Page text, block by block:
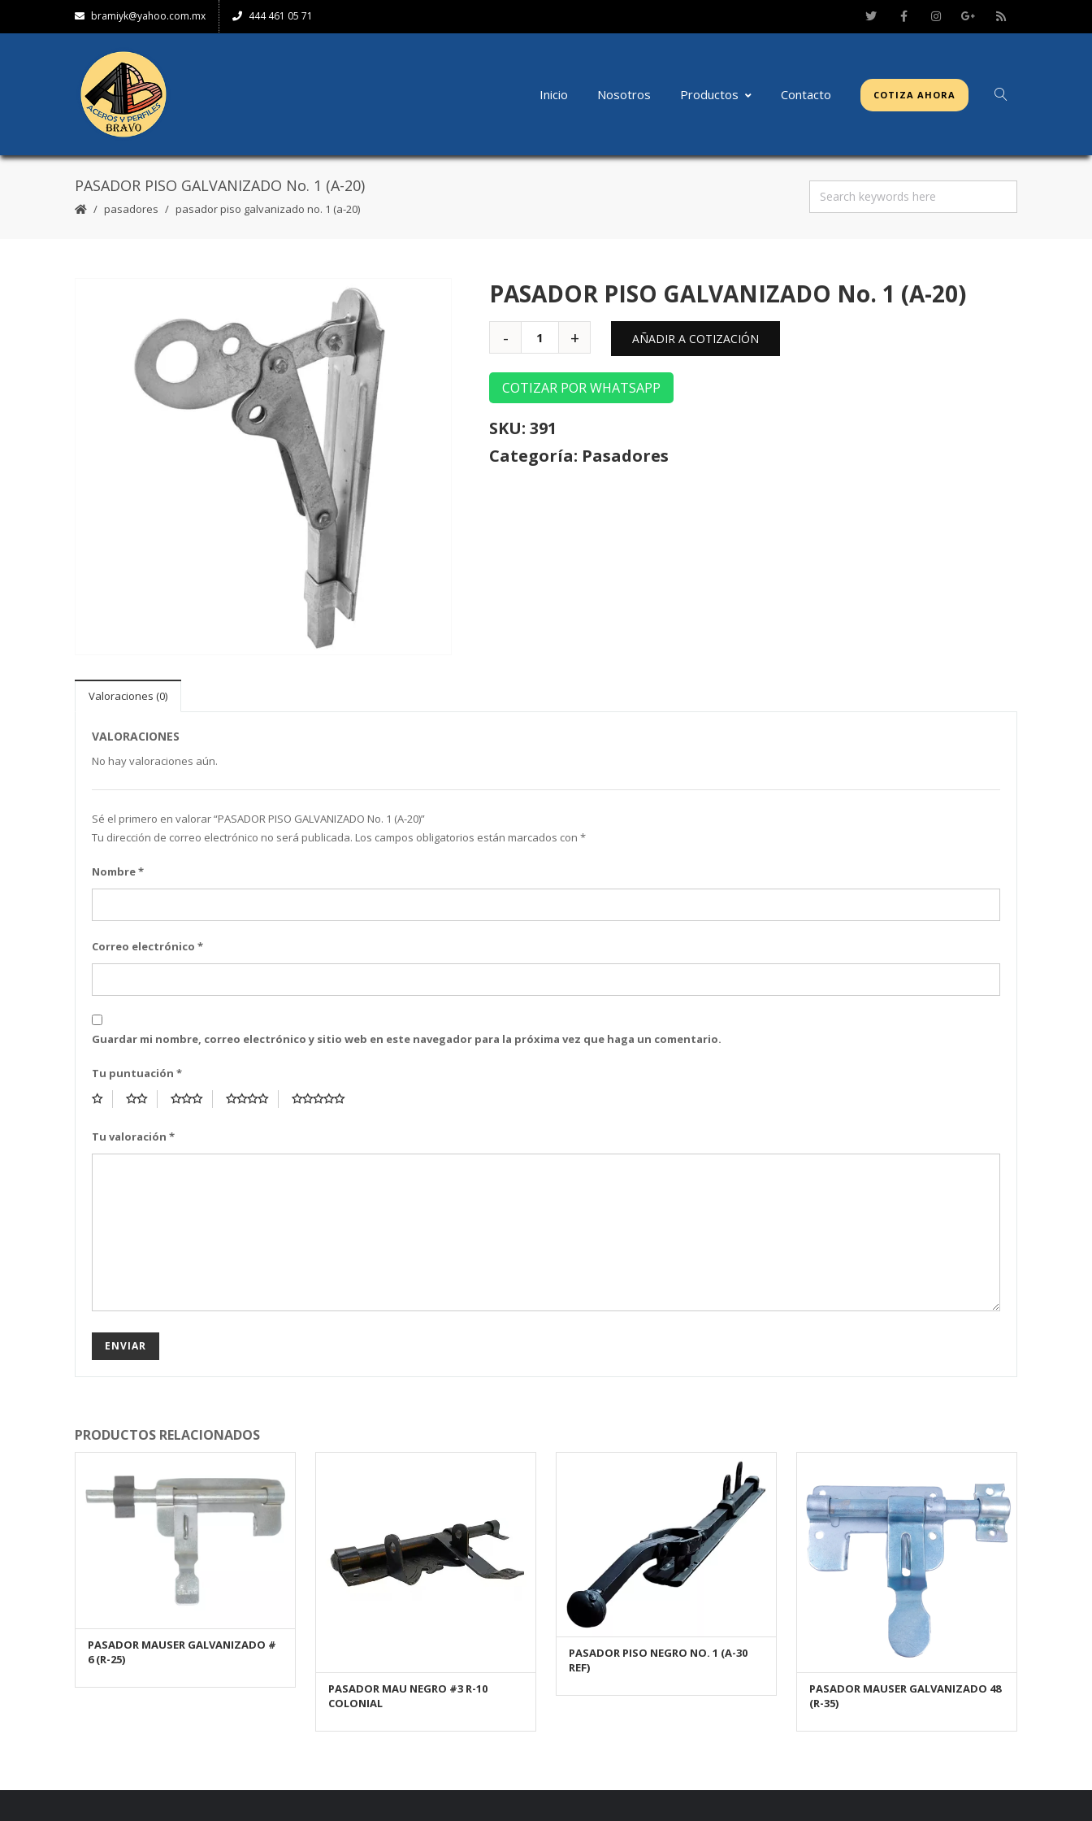
bramiyk@yahoo.com.mx 444 461 05 71
Inicio Nosotros Productos Contacto COTIZA AHORA
PASADOR PISO GALVANIZADO No. 1 (A-20)
pasadores pasador piso galvanizado no. 1 (a-20)
PASADOR PISO GALVANIZADO No. 1 (A-20)
AÑADIR A COTIZACIÓN
COTIZAR POR WHATSAPP
SKU:391
Categoría: Pasadores
Valoraciones (0)
VALORACIONES
No hay valoraciones aún.
Sé el primero en valorar “ PASADOR PISO GALVANIZADO No. 1 (A-20)”
Tu dirección de correo electrónico no será publicada. Los campos obligatorios están marcados con *
Nombre*
Correo electrónico *
Guardar mi nombre, correo electrónico y sitio web en este navegador para la próxima vez que haga un comentario.
Tu puntuación *
Tu valoración *
PRODUCTOS RELACIONADOS
AÑADIR AL CARRITO
PASADOR MAUSER GALVANIZADO #
6 (R-25)
AÑADIR AL CARRITO
PASADOR MAU NEGRO #3 R-10
COLONIAL
AÑADIR AL CARRITO
PASADOR PISO NEGRO NO. 1 (A-30
REF)
AÑADIR AL CARRITO
PASADOR MAUSER GALVANIZADO 48
(R-35)